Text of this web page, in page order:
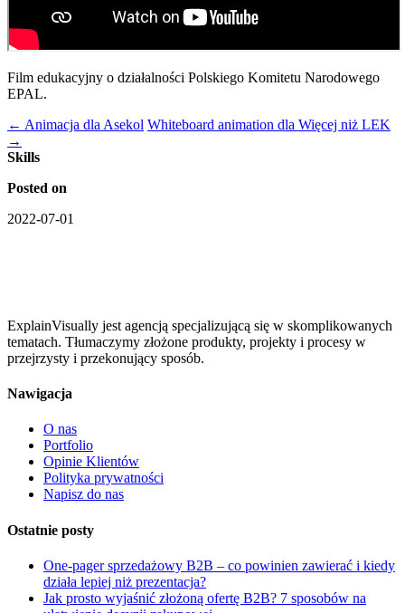
Film edukacyjny o działalności Polskiego Komitetu Narodowego
EPAL.
← Animacja dla Asekol Whiteboard animation dla Więcej niż LEK
→
Skills
Posted on
2022-07-01
ExplainVisually jest agencją specjalizującą się w skomplikowanych
tematach. Tłumaczymy złożone produkty, projekty i procesy w
przejrzysty i przekonujący sposób.
Nawigacja
O nas
Portfolio
Opinie Klientów
Polityka prywatności
Napisz do nas
Ostatnie posty
One-pager sprzedażowy B2B – co powinien zawierać i kiedy
działa lepiej niż prezentacja?
Jak prosto wyjaśnić złożoną ofertę B2B? 7 sposobów na